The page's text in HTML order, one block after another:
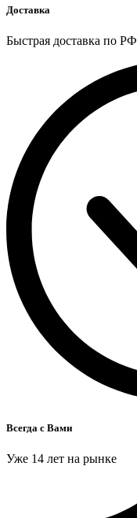
Доставка
Быстрая доставка по РФ
Всегда с Вами
Уже 14 лет на рынке